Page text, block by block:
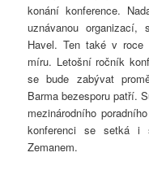
konání konference.
uznávanou organizací,
Havel. Ten také v roce
míru. Letošní ročník
se bude zabývat
Barma bezesporu patří.
mezinárodního
konferenci se setká i
Zemanem.